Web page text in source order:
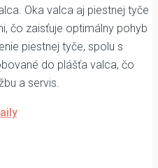
Oka valca aj piestnej tyče
čo zaisťuje optimálny pohyb
piestnej tyče, spolu s
do plášťa valca, čo
a servis.